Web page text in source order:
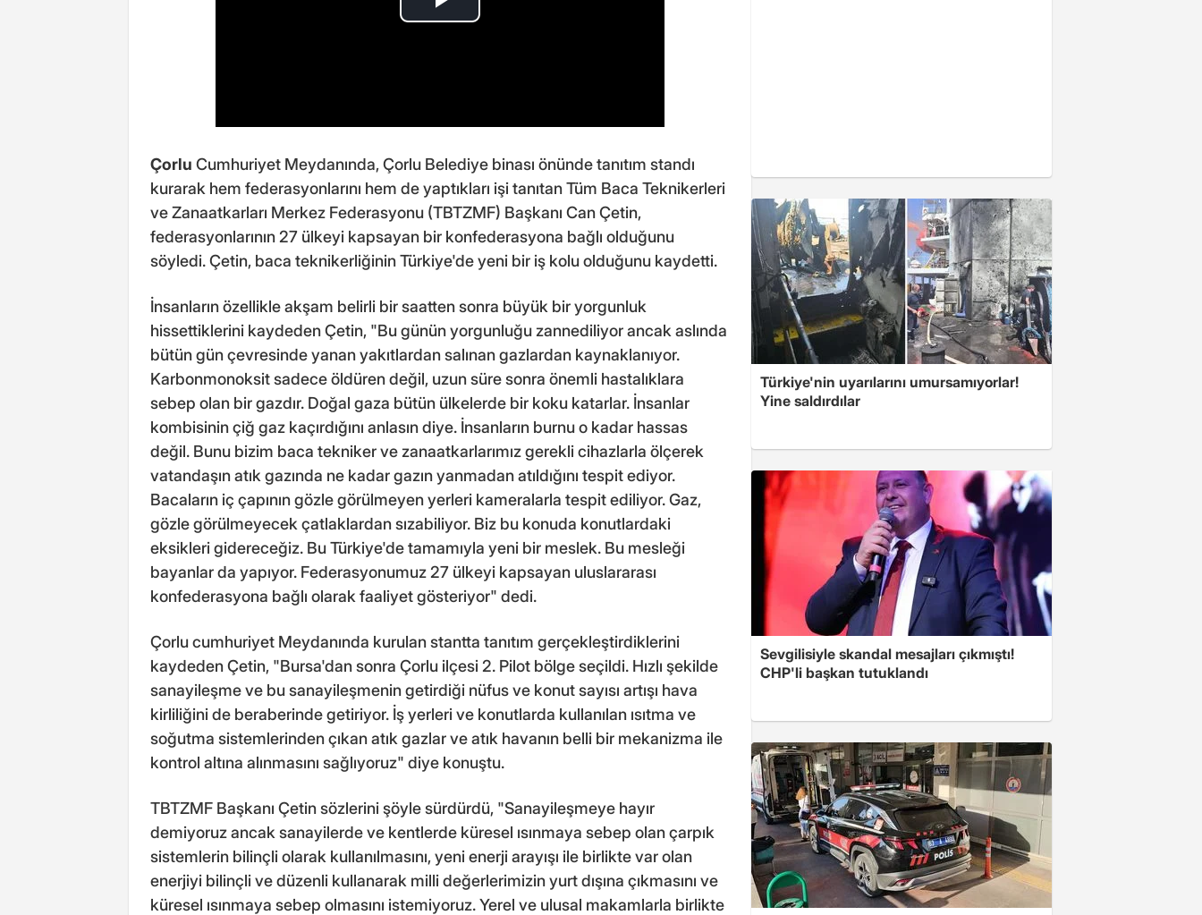
Çorlu Cumhuriyet Meydanında, Çorlu Belediye binası önünde tanıtım standı
kurarak hem federasyonlarını hem de yaptıkları işi tanıtan Tüm Baca Teknikerleri
ve Zanaatkarları Merkez Federasyonu (TBTZMF) Başkanı Can Çetin,
federasyonlarının 27 ülkeyi kapsayan bir konfederasyona bağlı olduğunu
söyledi. Çetin, baca teknikerliğinin Türkiye'de yeni bir iş kolu olduğunu kaydetti.
İnsanların özellikle akşam belirli bir saatten sonra büyük bir yorgunluk
hissettiklerini kaydeden Çetin, "Bu günün yorgunluğu zannediliyor ancak aslında
bütün gün çevresinde yanan yakıtlardan salınan gazlardan kaynaklanıyor.
Karbonmonoksit sadece öldüren değil, uzun süre sonra önemli hastalıklara
sebep olan bir gazdır. Doğal gaza bütün ülkelerde bir koku katarlar. İnsanlar
kombisinin çiğ gaz kaçırdığını anlasın diye. İnsanların burnu o kadar hassas
değil. Bunu bizim baca tekniker ve zanaatkarlarımız gerekli cihazlarla ölçerek
vatandaşın atık gazında ne kadar gazın yanmadan atıldığını tespit ediyor.
Bacaların iç çapının gözle görülmeyen yerleri kameralarla tespit ediliyor. Gaz,
gözle görülmeyecek çatlaklardan sızabiliyor. Biz bu konuda konutlardaki
eksikleri gidereceğiz. Bu Türkiye'de tamamıyla yeni bir meslek. Bu mesleği
bayanlar da yapıyor. Federasyonumuz 27 ülkeyi kapsayan uluslararası
konfederasyona bağlı olarak faaliyet gösteriyor" dedi.
Çorlu cumhuriyet Meydanında kurulan stantta tanıtım gerçekleştirdiklerini
kaydeden Çetin, "Bursa'dan sonra Çorlu ilçesi 2. Pilot bölge seçildi. Hızlı şekilde
sanayileşme ve bu sanayileşmenin getirdiği nüfus ve konut sayısı artışı hava
kirliliğini de beraberinde getiriyor. İş yerleri ve konutlarda kullanılan ısıtma ve
soğutma sistemlerinden çıkan atık gazlar ve atık havanın belli bir mekanizma ile
kontrol altına alınmasını sağlıyoruz" diye konuştu.
TBTZMF Başkanı Çetin sözlerini şöyle sürdürdü, "Sanayileşmeye hayır
demiyoruz ancak sanayilerde ve kentlerde küresel ısınmaya sebep olan çarpık
sistemlerin bilinçli olarak kullanılmasını, yeni enerji arayışı ile birlikte var olan
enerjiyi bilinçli ve düzenli kullanarak milli değerlerimizin yurt dışına çıkmasını ve
küresel ısınmaya sebep olmasını istemiyoruz. Yerel ve ulusal makamlarla birlikte
Türkiye'nin uyarılarını umursamıyorlar!
Yine saldırdılar
Sevgilisiyle skandal mesajları çıkmıştı!
CHP'li başkan tutuklandı